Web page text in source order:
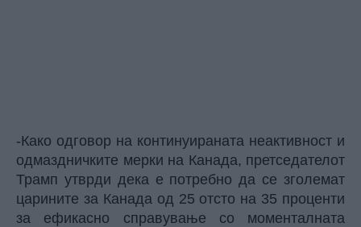
-Како одговор на континуираната неактивност и
одмаздничките мерки на Канада, претседателот
Трамп утврди дека е потребно да се зголемат
царините за Канада од 25 отсто на 35 проценти
за ефикасно справување со моменталната